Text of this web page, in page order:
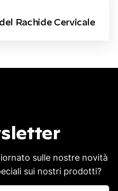
Rachide Cervicale
sulle nostre novità
sui nostri prodotti?